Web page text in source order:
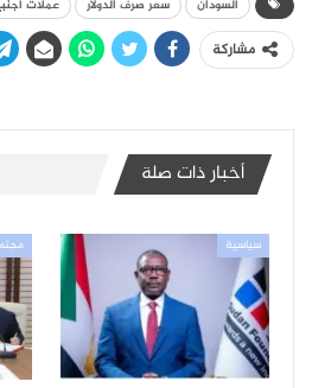
السودان سعر صرف الدولار عملات
مشاركة
أخبار ذات صلة
سياسية